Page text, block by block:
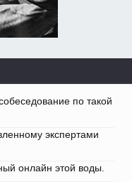
по такой
экспертами
онлайн этой воды.